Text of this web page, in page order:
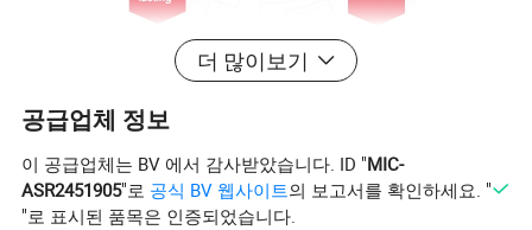
더 많이보기
공급업체 정보
이 공급업체는 BV 에서 감사받았습니다. ID "MIC-
ASR2451905"로 공식 BV 웹사이트의 보고서를 확인하세요. "
"로 표시된 품목은 인증되었습니다.